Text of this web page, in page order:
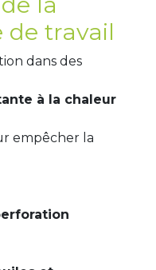
de travail
dans des
à la chaleur
empêcher la